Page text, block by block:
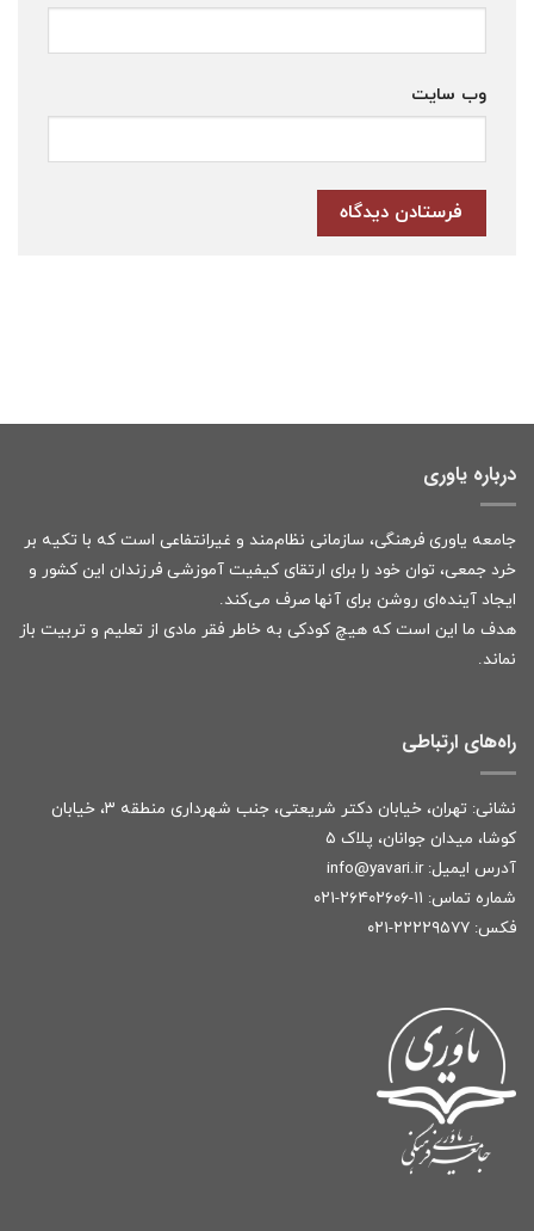
وب‌ سایت
درباره یاوری
جامعه یاوری فرهنگی، سازمانی نظام‌مند و غیرانتفاعی است که با تکیه بر
خرد جمعی، توان خود را برای ارتقای کیفیت آموزشی فرزندان این کشور و
ایجاد آینده‌ای روشن برای آنها صرف می‌کند.
هدف ما این است که هیچ کودکی به خاطر فقر مادی از تعلیم و تربیت باز
نماند.
راه‌های ارتباطی
نشانی: تهران، خیابان دکتر شریعتی، جنب شهرداری منطقه ۳، خیابان
کوشا، میدان جوانان، پلاک ۵
آدرس ایمیل: info@yavari.ir
شماره تماس: ۱۱-۲۶۴۰۲۶۰۶-۰۲۱
فکس: ۲۲۲۲۹۵۷۷-۰۲۱